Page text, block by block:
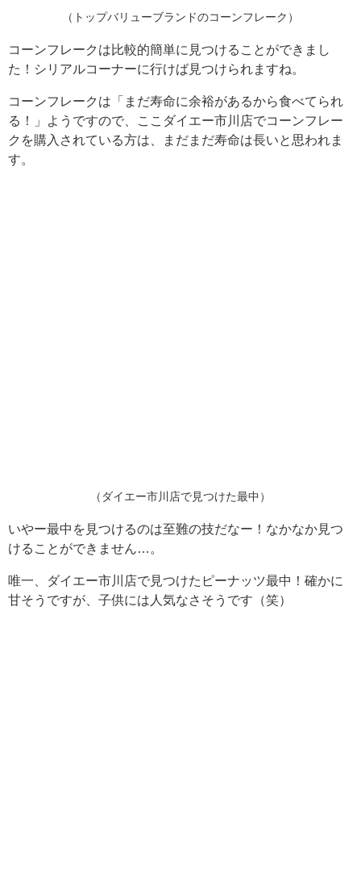
（トップバリューブランドのコーンフレーク）
コーンフレークは比較的簡単に見つけることができまし
た！シリアルコーナーに行けば見つけられますね。
コーンフレークは「まだ寿命に余裕があるから食べてられ
る！」ようですので、ここダイエー市川店でコーンフレー
クを購入されている方は、まだまだ寿命は長いと思われま
す。
（ダイエー市川店で見つけた最中）
いやー最中を見つけるのは至難の技だなー！なかなか見つ
けることができません…。
唯一、ダイエー市川店で見つけたピーナッツ最中！確かに
甘そうですが、子供には人気なさそうです（笑）